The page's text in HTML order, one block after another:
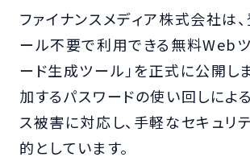
ファイナンスメディア株式会社は、
ール不要で利用できる無料Webツ
ード生成ツール」を正式に公開し
加するパスワードの使い回しによ
ス被害に対応し、手軽なセキュリ
的としています。